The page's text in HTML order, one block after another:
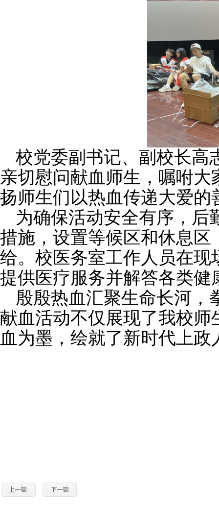
校党委副书记、副校长高
亲切慰问献血师生 ，嘱咐
扬师生们以热血传递大爱的
为确保活动安全有序，后
措施，设置等候区和休息
给。校医务室工作人员在
提供医疗服务并解答各类
殷殷热血汇聚生命长河，
献血活动不仅展现了我校师
血为墨，绘就了新时代上